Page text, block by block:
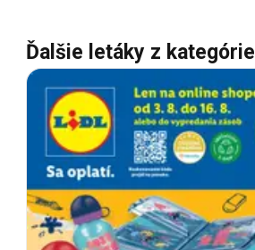
Ďalšie letáky z kategórie